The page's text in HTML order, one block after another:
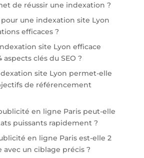
de réussir une indexation ?
pour une indexation site Lyon
efficaces ?
site Lyon efficace
clés du SEO ?
site Lyon permet-elle
de référencement
en ligne Paris peut-elle
puissants rapidement ?
en ligne Paris est-elle 2
avec un ciblage précis ?